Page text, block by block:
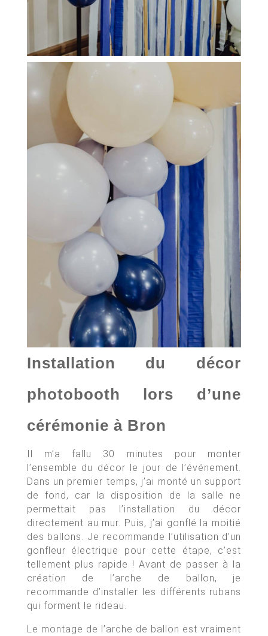
Installation du décor
photobooth lors d’une
cérémonie à Bron
Il m’a fallu 30 minutes pour monter
l’ensemble du décor le jour de l’événement.
Dans un premier temps, j’ai monté un support
de fond, car la disposition de la salle ne
permettait pas l’installation du décor
directement au mur. Puis, j’ai gonflé la moitié
des ballons. Je recommande l’utilisation d’un
gonfleur électrique pour cette étape, c’est
tellement plus rapide ! Avant de passer à la
création de l’arche de ballon, je
recommande d’installer les différents rubans
qui forment le rideau.
Le montage de l’arche de ballon est vraiment